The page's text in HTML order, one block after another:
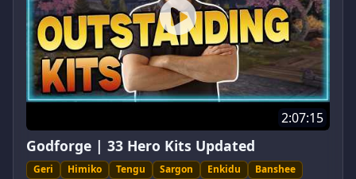
2:07:15
Godforge | 33 Hero Kits Updated
Geri Himiko Tengu Sargon Enkidu
Banshee